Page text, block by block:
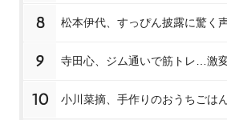
8 松本伊代、すっぴん披露に驚く
9 寺田心、ジム通いで筋トレ…激
10 小川菜摘、手作りのおうちごは